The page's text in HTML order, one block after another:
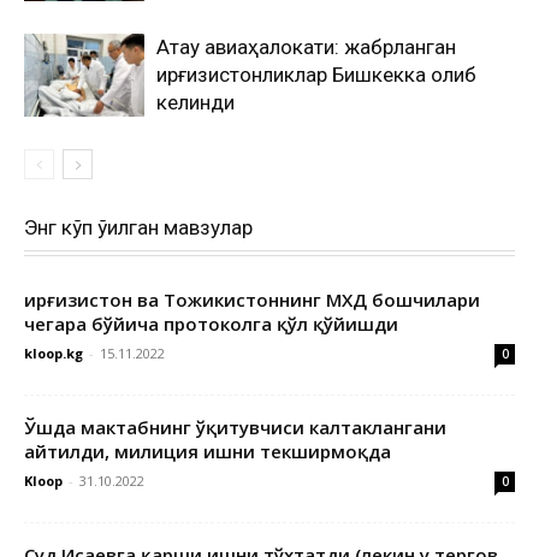
Ақтау авиаҳалокати: жабрланган
қирғизистонликлар Бишкекка олиб
келинди
Энг кўп ўқилган мавзулар
Қирғизистон ва Тожикистоннинг МХДҚ бошчилари
чегара бўйича протоколга қўл қўйишди
kloop.kg - 15.11.2022 0
Ўшда мактабнинг ўқитувчиси калтаклангани
айтилди, милиция ишни текширмоқда
Kloop - 31.10.2022 0